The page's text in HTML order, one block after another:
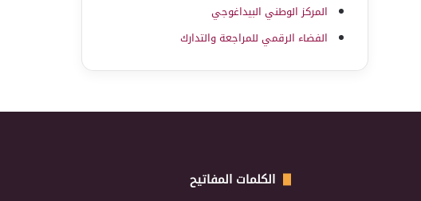
المركز الوطني البيداغوجي
الفضاء الرقمي للمراجعة والتدارك
الكلمات المفاتيح